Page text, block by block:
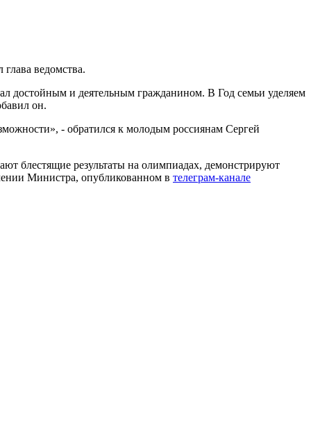
ведомства.
достойным и деятельным гражданином. В Год семьи уделяем
он.
- обратился к молодым россиянам Сергей
блестящие результаты на олимпиадах, демонстрируют
Министра, опубликованном в телеграм-канале